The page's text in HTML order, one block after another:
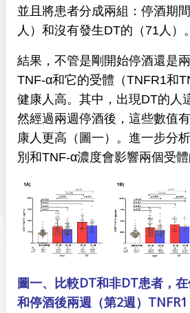
並且將患者分成兩組：停酒期
人）和沒有發生DT的（71人）。
結果，不管是剛開始停酒還是
TNF-α和它的受體（TNFR1和
健康人高。其中，出現DT的人
然經過兩週停酒後，這些數值
康人更高（圖一）。進一步分
別和TNF-α濃度會影響兩個受體
圖一、 比較DT和非DT患者，在
和停酒後兩週（第2週）TNFR1